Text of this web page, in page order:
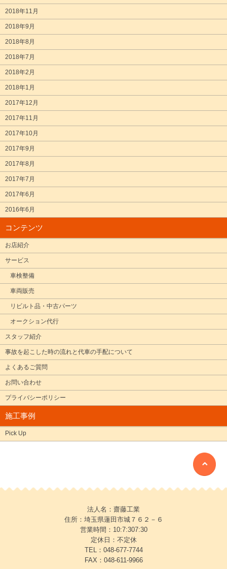
2018年11月
2018年9月
2018年8月
2018年7月
2018年2月
2018年1月
2017年12月
2017年11月
2017年10月
2017年9月
2017年8月
2017年7月
2017年6月
2016年6月
コンテンツ
お店紹介
サービス
車検整備
車両販売
リビルト品・中古パーツ
オークション代行
スタッフ紹介
事故を起こした時の流れと代車の手配について
よくあるご質問
お問い合わせ
プライバシーポリシー
施工事例
Pick Up
法人名：齋藤工業
住所：埼玉県蓮田市城７６２－６
営業時間：10:7:307:30
定休日：不定休
TEL：048-677-7744
FAX：048-611-9966